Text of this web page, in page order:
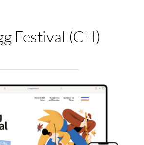
Festival (CH)